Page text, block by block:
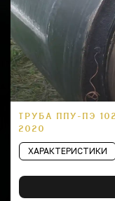
ТРУБА ППУ-ПЭ
2020
ХАРАКТЕРИСТИКИ